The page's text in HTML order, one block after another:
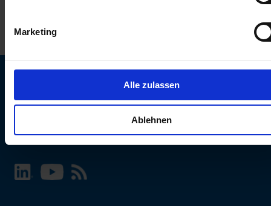
Marketing
Alle zulassen
Ablehnen
SCHURTER Webseite und Sprache wählen
INTERNATIONAL - Deutsch